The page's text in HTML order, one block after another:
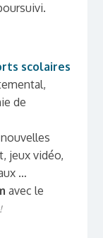
scolaires
de
jeux vidéo,
…
avec le